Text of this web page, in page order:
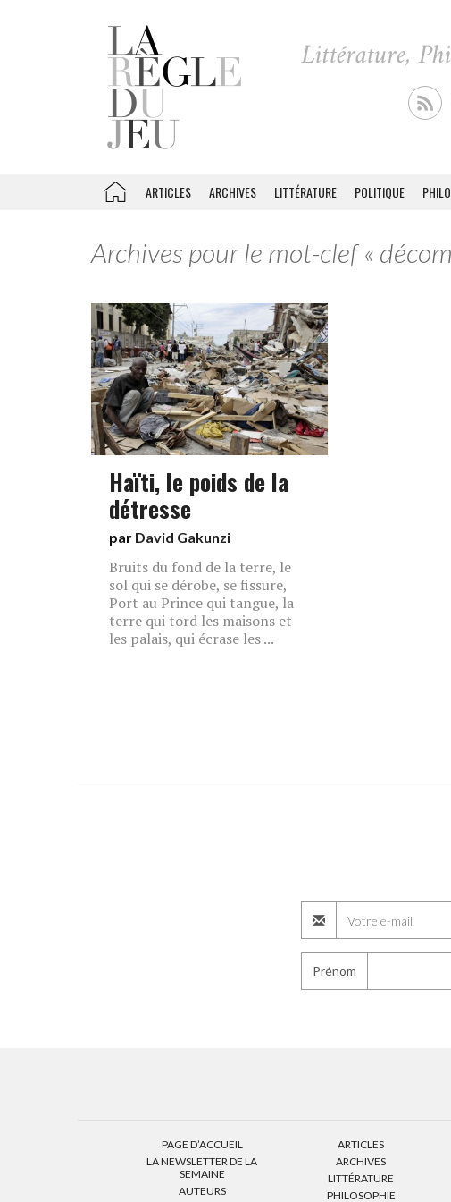
ARTICLES ARCHIVES LITTÉRATURE POLITIQUE
Archives pour le mot-clef «
Haïti, le poids de la
détresse
par David Gakunzi
Bruits du fond de la terre, le
sol qui se dérobe, se fissure,
Port au Prince qui tangue, la
terre qui tord les maisons et
les palais, qui écrase les ...
Prénom
PAGE D’ACCUEIL
LA NEWSLETTER DE LA
SEMAINE
AUTEURS
ARTICLES
ARCHIVES
LITTÉRATURE
PHILOSOPHIE